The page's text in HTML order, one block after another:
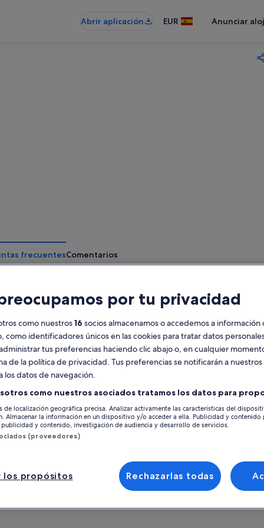
Abrir aplicación EUR Anunciar
frecuentesComentarios
Confirmación
instantánea
con nosotros a su búsqueda de Aurora
una experiencia increíble y ética bajo la
Boreal. Deja atrás la contaminación
en Tromsø y viaja a la naturaleza ártica.
este recorrido, nuestro pequeño equipo
de Aurora comprueba los pronósticos y
el conocimiento local para decidir el mejor
el mejor lugar, nos vestiremos con
térmicos cálidos, haremos una fogata
y disfrutaremos de una comida
mostrará cómo usar su cámara, fotografiar
Ubicación de la
Tromsø
Fredrik Langes
2 Fredrik Langes
por tu privacidad
como nuestros16 socios almacenamos o accedemos a información
como identificadores únicos en las cookies para tratar datos
tus preferencias haciendo clic abajo o, en cualquier
de la política de privacidad. Tus preferencias se notificarán a nuestros
los datos de navegación.
como nuestros asociados tratamos los datos para
de localización geográfica precisa. Analizar activamente las características del
Almacenar la información en un dispositivo y/o acceder a ella. Publicidad y contenido
y contenido, investigación de audiencia y desarrollo de servicios.
(proveedores)
los propósitos Rechazarlas todas